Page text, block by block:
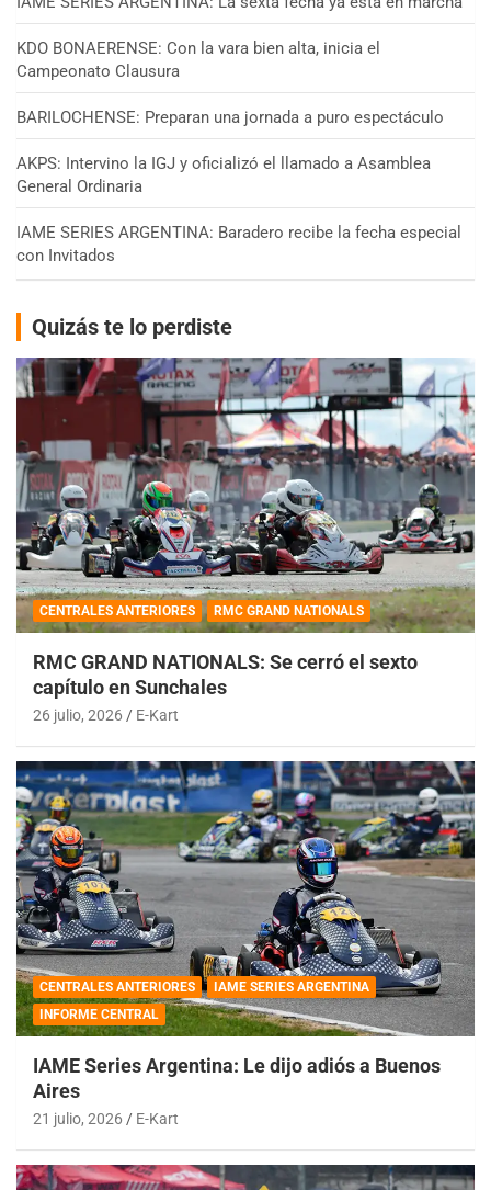
KDO BONAERENSE: Con la vara bien alta, inicia el
Campeonato Clausura
BARILOCHENSE: Preparan una jornada a puro espectáculo
AKPS: Intervino la IGJ y oficializó el llamado a Asamblea
General Ordinaria
IAME SERIES ARGENTINA: Baradero recibe la fecha especial
con Invitados
Quizás te lo perdiste
CENTRALES ANTERIORES RMC GRAND NATIONALS
RMC GRAND NATIONALS: Se cerró el sexto
capítulo en Sunchales
26 julio, 2026 E-Kart
CENTRALES ANTERIORES
IAME SERIES ARGENTINA
INFORME CENTRAL
IAME Series Argentina: Le dijo adiós a Buenos
Aires
21 julio, 2026 E-Kart